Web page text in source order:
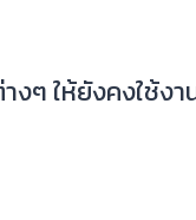
งๆ ให้ยังคงใช้ง